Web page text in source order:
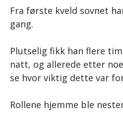
Fra første kveld sovnet
gang.
Plutselig fikk han flere
natt, og allerede etter
se hvor viktig dette var
Rollene hjemme ble